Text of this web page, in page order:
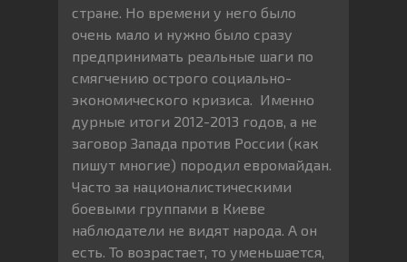
стране. Но времени у него было
очень мало и нужно было сразу
предпринимать реальные шаги по
смягчению острого социально-
экономического кризиса. Именно
дурные итоги 2012-2013 годов, а не
заговор Запада против России (как
пишут многие) породил евромайдан.
Часто за националистическими
боевыми группами в Киеве
наблюдатели не видят народа. А он
есть. То возрастает, то уменьшается,